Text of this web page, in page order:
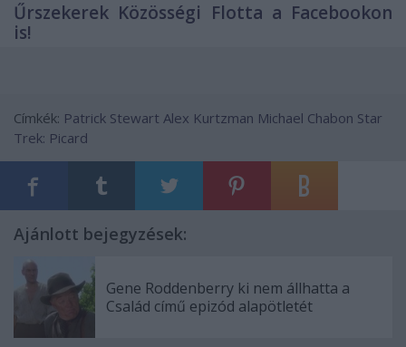
Űrszekerek Közösségi Flotta a Facebookon
is!
Címkék: Patrick Stewart Alex Kurtzman Michael Chabon Star
Trek: Picard
Ajánlott bejegyzések:
Gene Roddenberry ki nem állhatta a
Család című epizód alapötletét